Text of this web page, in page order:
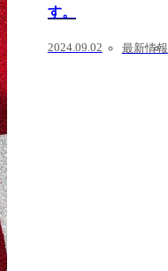
す。
2024.09.02 最新情報